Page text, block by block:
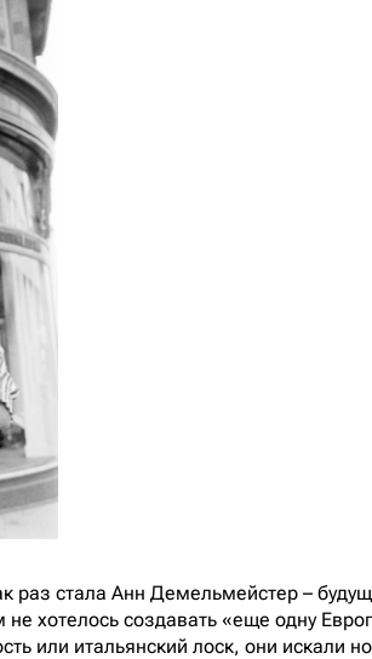
раз стала Анн Демельмейстер –
хотелось создавать «еще одну
или итальянский лоск, они искали